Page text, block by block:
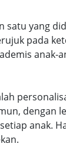
satu yang
pada
anak-
dengan
anak.